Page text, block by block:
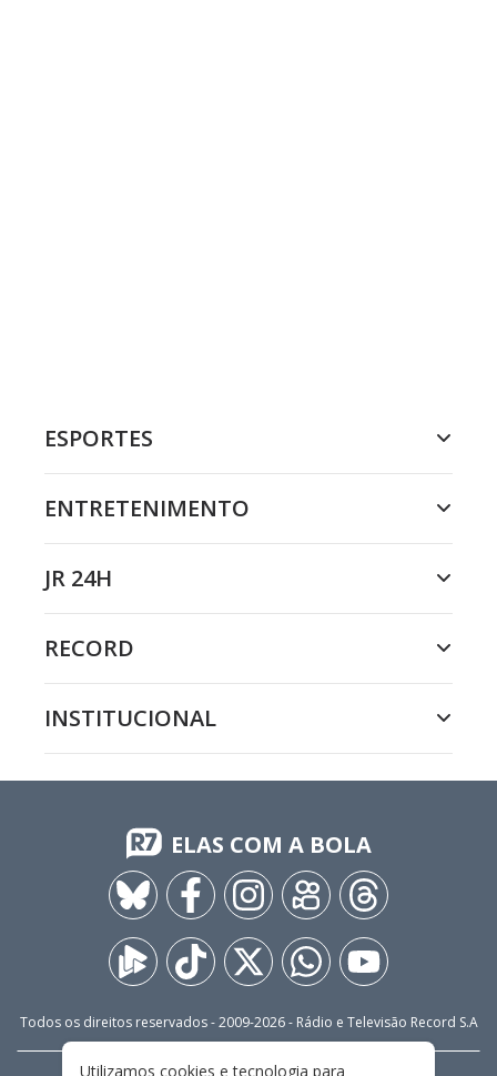
ESPORTES
ENTRETENIMENTO
JR 24H
RECORD
INSTITUCIONAL
ELAS COM A BOLA
Todos os direitos reservados - 2009-2026- Rádio e Televisão Record S.A
Utilizamos cookies e tecnologia para